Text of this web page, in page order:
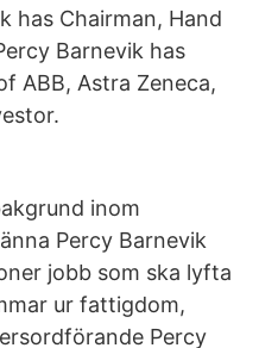
has Chairman, Hand
Barnevik has
ABB, Astra Zeneca,
inom
Percy Barnevik
jobb som ska lyfta
ur fattigdom,
Percy